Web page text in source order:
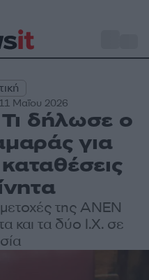
Μαΐου 2026
δήλωσε ο
για
της ANEN
και τα δύο Ι.Χ. σε